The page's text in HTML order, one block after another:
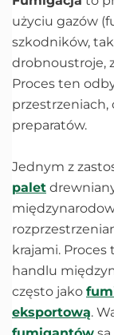
użyciu gazów
szkodników,
drobnoustroje,
Proces ten
przestrzeniach,
preparatów.
Jednym z
palet
krajami.
handlu
często jako
eksportową.